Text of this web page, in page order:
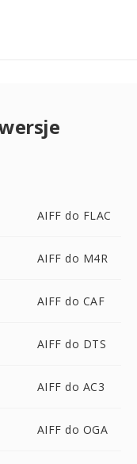
AIFF do FLAC
AIFF do M4R
AIFF do CAF
AIFF do DTS
AIFF do AC3
AIFF do OGA